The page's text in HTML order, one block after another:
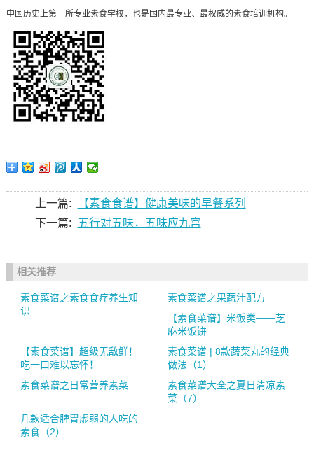
中国历史上第一所专业素食学校，也是国内最专业、最权威的素食培训机构。
上一篇:
【素食食谱】健康美味的早餐系列
下一篇:
五行对五味，五味应九宫
相关推荐
素食菜谱之素食食疗养生知
识
素食菜谱之果蔬汁配方
【素食菜谱】米饭类——芝
麻米饭饼
【素食菜谱】超级无敌鲜！
吃一口难以忘怀！
素食菜谱 | 8款蔬菜丸的经典
做法（1）
素食菜谱之日常营养素菜
素食菜谱大全之夏日清凉素
菜（7）
几款适合脾胃虚弱的人吃的
素食（2）